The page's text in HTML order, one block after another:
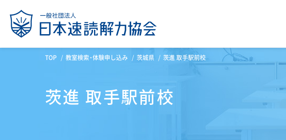
TOP 教室検索・体験申し込み 茨城県 茨進 取手駅前校
茨進 取手駅前校